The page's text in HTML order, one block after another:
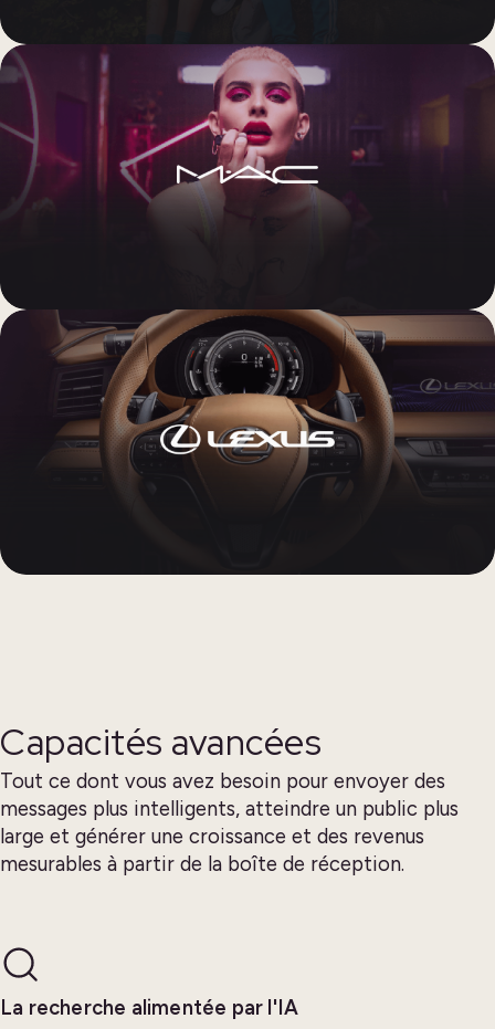
Capacités avancées
Tout ce dont vous avez besoin pour envoyer des
messages plus intelligents, atteindre un public plus
large et générer une croissance et des revenus
mesurables à partir de la boîte de réception.
La recherche alimentée par l'IA